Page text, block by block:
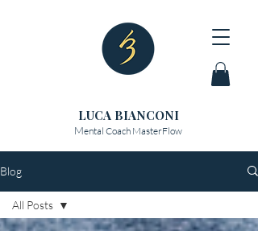
LUCA BIANCONI
Mental Coach MasterFlow
Blog
All Posts